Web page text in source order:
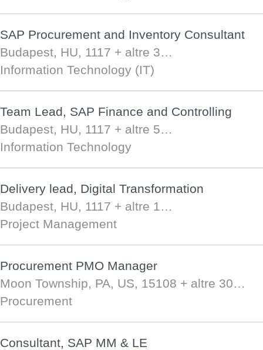
SAP Procurement and Inventory Consultant
Budapest, HU, 1117 + altre 3…
Information Technology (IT)
Team Lead, SAP Finance and Controlling
Budapest, HU, 1117 + altre 5…
Information Technology
Delivery lead, Digital Transformation
Budapest, HU, 1117 + altre 1…
Project Management
Procurement PMO Manager
Moon Township, PA, US, 15108 + altre 30…
Procurement
Consultant, SAP MM & LE